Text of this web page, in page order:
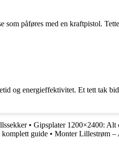
som påføres med en kraftpistol.
og energieffektivitet. Et tett tak
• Gipsplater 1200×2400: Alt
guide • Monter Lillestrøm –